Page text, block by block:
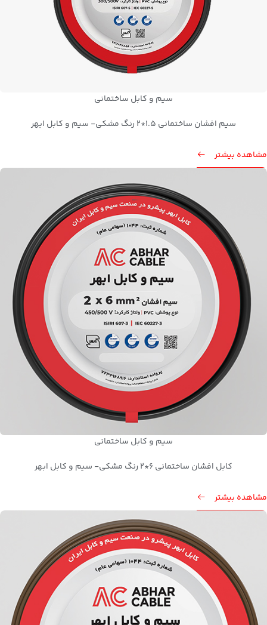
سیم و کابل ساختمانی
سیم افشان ساختمانی 1.5*2 رنگ مشکی- سیم و کابل ابهر
مشاهده بیشتر
سیم و کابل ساختمانی
کابل افشان ساختمانی 6*2 رنگ مشکی- سیم و کابل ابهر
مشاهده بیشتر